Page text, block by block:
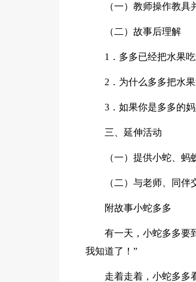
（一）教师操作教
（二）故事后理解
1．多多已经把水果
2．为什么多多把水
3．如果你是多多的
三、延伸活动
（一）提供小蛇、
（二）与老师、同伴
附故事小蛇多多
有一天，小蛇多多要
我知道了！”
走着走着，小蛇多多